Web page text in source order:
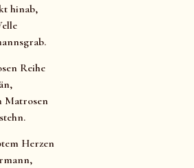
hinab,
Reihe
Matrosen
Herzen